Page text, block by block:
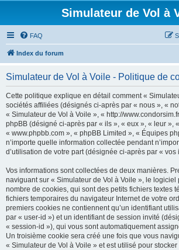
Simulateur de Vol à
FAQ
Index du forum
Simulateur de Vol à Voile - Politique de
Cette politique explique en détail comment «
sociétés affiliées (désignés ci-après par « nous », «
« Simulateur de Vol à Voile », « http://
phpBB (désigné ci-après par « ils », « eux », « leur »,
« www.phpbb.com », « phpBB Limited », « Équipes
n’importe quelle information collectée pendant
d’utilisation de votre part (désignée ci-après par « vos
Vos informations sont collectées de deux manières.
naviguant sur « Simulateur de Vol à Voile », le logiciel
nombre de cookies, qui sont des petits fichiers textes
fichiers temporaires du navigateur Internet de votre
premiers cookies ne contiennent qu’un identifiant
par « user-id ») et un identifiant de session invité
« session-id »), qui vous sont automatiquement
Un troisième cookie sera créé une fois que vous
« Simulateur de Vol à Voile » et est utilisé pour